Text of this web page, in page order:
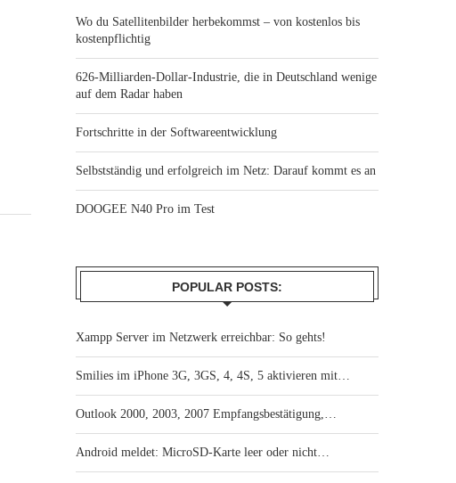
Wo du Satellitenbilder herbekommst – von kostenlos bis
kostenpflichtig
626-Milliarden-Dollar-Industrie, die in Deutschland wenige
auf dem Radar haben
Fortschritte in der Softwareentwicklung
Selbstständig und erfolgreich im Netz: Darauf kommt es an
DOOGEE N40 Pro im Test
POPULAR POSTS:
Xampp Server im Netzwerk erreichbar: So gehts!
Smilies im iPhone 3G, 3GS, 4, 4S, 5 aktivieren mit…
Outlook 2000, 2003, 2007 Empfangsbestätigung,…
Android meldet: MicroSD-Karte leer oder nicht…